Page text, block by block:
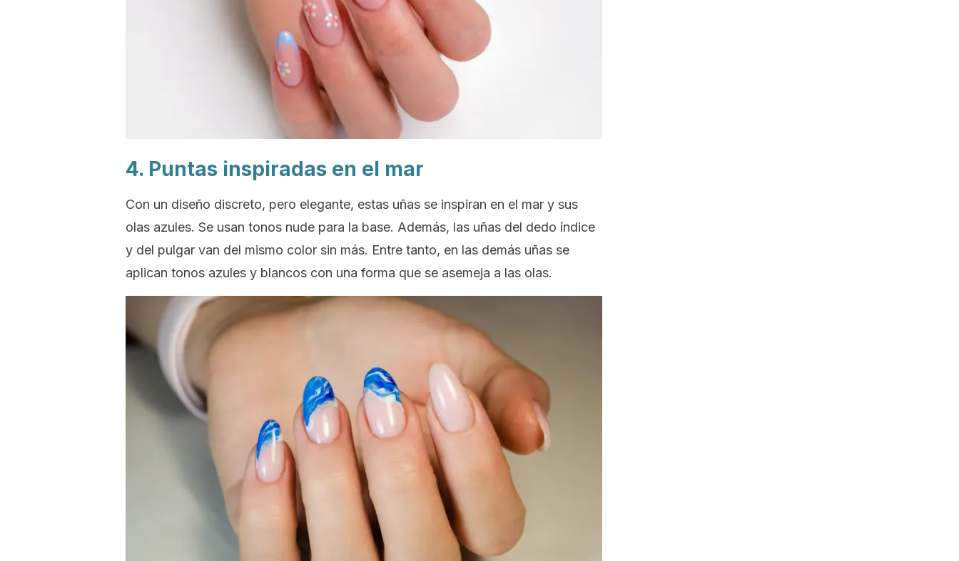
4. Puntas inspiradas en el mar
Con un diseño discreto, pero elegante, estas uñas se inspiran en el mar y sus
olas azules. Se usan tonos nude para la base. Además, las uñas del dedo índice
y del pulgar van del mismo color sin más. Entre tanto, en las demás uñas se
aplican tonos azules y blancos con una forma que se asemeja a las olas.